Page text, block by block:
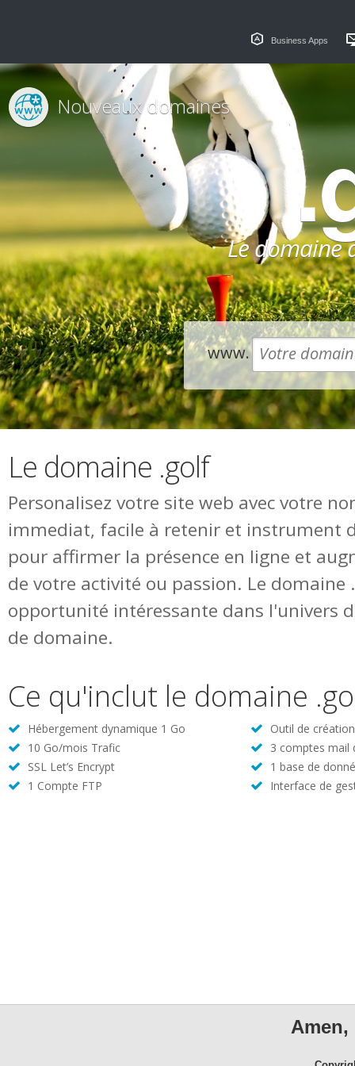
Business Apps
Le domaine
Nouveaux domaines
www.
Le domaine .golf
Personalisez votre site web avec votre
immediat, facile à retenir et instrument
pour affirmer la présence en ligne et
de votre activité ou passion. Le
opportunité intéressante dans l'univers
de domaine.
Ce qu'inclut le domaine
Hébergement dynamique 1 Go
Outil de
10 Go/mois Trafic
3 comptes mail
SSL Let’s Encrypt
1 base de
1 Compte FTP
Interface de